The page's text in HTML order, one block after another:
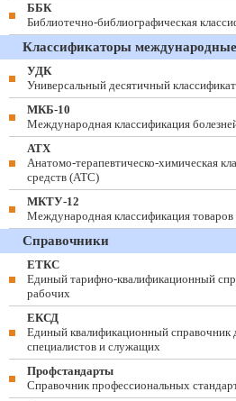
ББК
Библиотечно-библиографическая
Классификаторы международные
УДК
Универсальный десятичный
МКБ-10
Международная классификация
АТХ
Анатомо-терапевтическо-химическая
средств (ATC)
МКТУ-12
Международная классификация товаров
Справочники
ЕТКС
Единый тарифно-квалификационный
рабочих
ЕКСД
Единый квалификационный справочник
специалистов и служащих
Профстандарты
Справочник профессиональных